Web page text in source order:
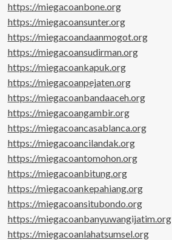
https://miegacoanbone.org
https://miegacoansunter.org
https://miegacoandaanmogot.org
https://miegacoansudirman.org
https://miegacoankapuk.org
https://miegacoanpejaten.org
https://miegacoanbandaaceh.org
https://miegacoangambir.org
https://miegacoancasablanca.org
https://miegacoancilandak.org
https://miegacoantomohon.org
https://miegacoanbitung.org
https://miegacoankepahiang.org
https://miegacoansitubondo.org
https://miegacoanbanyuwangijatim.org
https://miegacoanlahatsumsel.org